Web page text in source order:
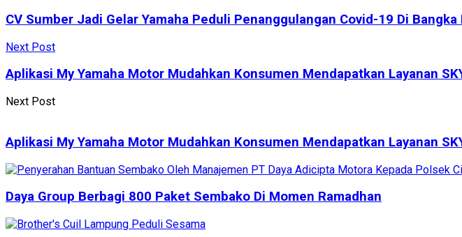
CV Sumber Jadi Gelar Yamaha Peduli Penanggulangan Covid-19 Di
Next Post
Aplikasi My Yamaha Motor Mudahkan Konsumen Mendapatkan Layanan
Next Post
Aplikasi My Yamaha Motor Mudahkan Konsumen Mendapatkan Layanan
Daya Group Berbagi 800 Paket Sembako Di Momen Ramadhan